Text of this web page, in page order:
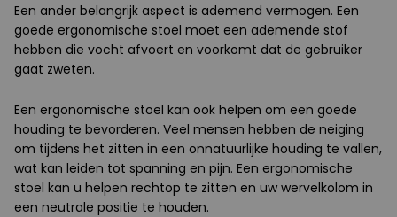
Een ander belangrijk aspect is ademend vermogen. Een
goede ergonomische stoel moet een ademende stof
hebben die vocht afvoert en voorkomt dat de gebruiker
gaat zweten.
Een ergonomische stoel kan ook helpen om een goede
houding te bevorderen. Veel mensen hebben de neiging
om tijdens het zitten in een onnatuurlijke houding te vallen,
wat kan leiden tot spanning en pijn. Een ergonomische
stoel kan u helpen rechtop te zitten en uw wervelkolom in
een neutrale positie te houden.